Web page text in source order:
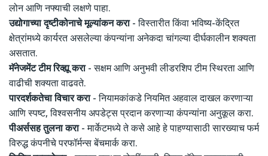
लोन आणि नफ्याची लक्षणे पाहा.
उद्योगाच्या दृष्टीकोनाचे मूल्यांकन करा- विस्तारीत किंवा भविष्य-केंद्रित
क्षेत्रांमध्ये कार्यरत असलेल्या कंपन्यांना अनेकदा चांगल्या दीर्घकालीन शक्यता
असतात.
मॅनेजमेंट टीम रिव्ह्यू करा- सक्षम आणि अनुभवी लीडरशिप टीम स्थिरता आणि
वाढीची शक्यता वाढवते.
पारदर्शकतेचा विचार करा- नियामकांकडे नियमित अहवाल दाखल करणाऱ्या
आणि स्पष्ट, विश्वसनीय अपडेट्स प्रदान करणाऱ्या कंपन्यांना अनुकूल करा.
पीअर्ससह तुलना करा- मार्केटमध्ये ते कसे आहे हे पाहण्यासाठी सारख्याच फर्म
विरुद्ध कंपनीचे परफॉर्मन्स बेंचमार्क करा.